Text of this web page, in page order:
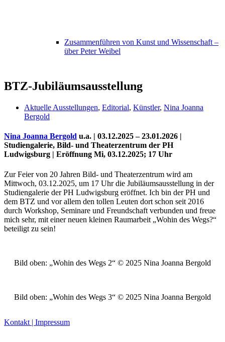
Zusammenführen von Kunst und Wissenschaft –
über Peter Weibel
Harald Schwiers
BTZ-Jubiläumsausstellung
Aktuelle Ausstellungen, Editorial, Künstler, Nina Joanna
Bergold
Nina Joanna Bergold u.a. | 03.12.2025 – 23.01.2026 |
Studiengalerie, Bild- und Theaterzentrum der PH
Ludwigsburg | Eröffnung Mi, 03.12.2025; 17 Uhr
Zur Feier von 20 Jahren Bild- und Theaterzentrum wird am
Mittwoch, 03.12.2025, um 17 Uhr die Jubiläumsausstellung in der
Studiengalerie der PH Ludwigsburg eröffnet. Ich bin der PH und
dem BTZ und vor allem den tollen Leuten dort schon seit 2016
durch Workshop, Seminare und Freundschaft verbunden und freue
mich sehr, mit einer neuen kleinen Raumarbeit „Wohin des Wegs?“
beteiligt zu sein!
Bild oben: „Wohin des Wegs 2“ © 2025 Nina Joanna Bergold
Bild oben: „Wohin des Wegs 3“ © 2025 Nina Joanna Bergold
Kontakt | Impressum